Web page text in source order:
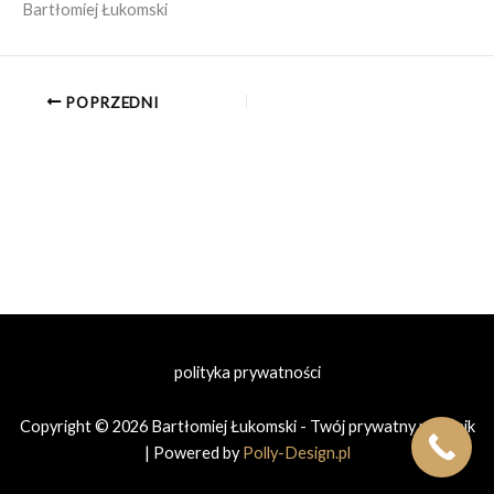
Bartłomiej Łukomski
POPRZEDNI
polityka prywatności
Copyright © 2026 Bartłomiej Łukomski - Twój prywatny prawnik
| Powered by Polly-Design.pl